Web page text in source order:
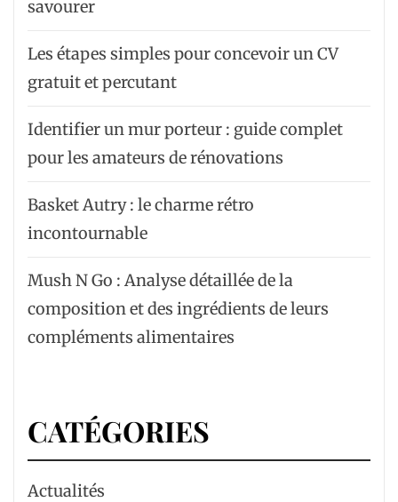
savourer
Les étapes simples pour concevoir un CV
gratuit et percutant
Identifier un mur porteur : guide complet
pour les amateurs de rénovations
Basket Autry : le charme rétro
incontournable
Mush N Go : Analyse détaillée de la
composition et des ingrédients de leurs
compléments alimentaires
CATÉGORIES
Actualités